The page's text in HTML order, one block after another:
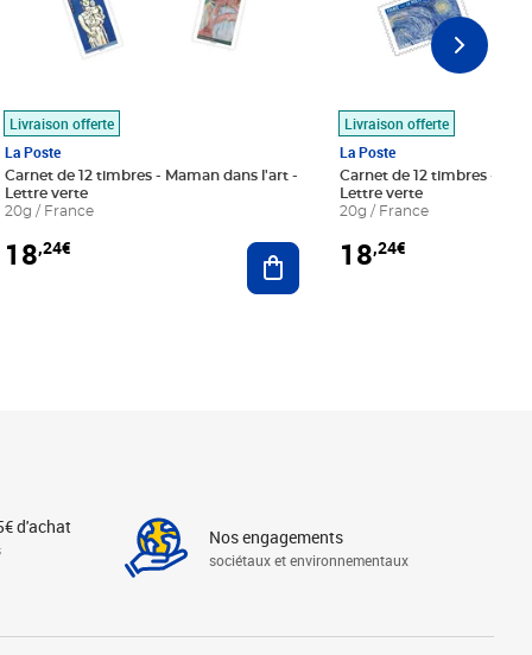
au panier
Livraison offerte
La Poste
Carnet de 12 timbres - Maman dans l'art -
Lettre verte
20g / France
18,24€ Ajouter au panier
Livraison offerte
La Poste
Carnet de 12 timbres - Le
Lettre verte
20g / France
18,24€
d'achat Nos engagements
sociétaux et environnementaux